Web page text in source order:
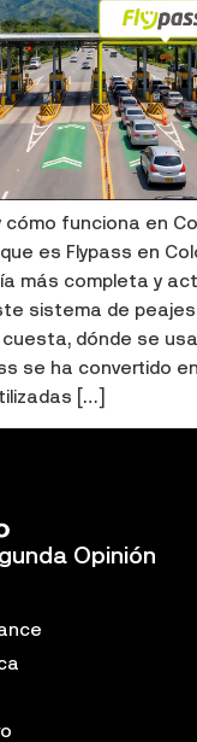
cómo funciona en
es Flypass en
más completa y
sistema de
dónde se
se ha convertido
[…]
Opinión